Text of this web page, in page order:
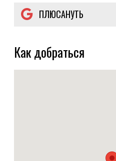
ПЛЮСАНУТЬ
Как добраться